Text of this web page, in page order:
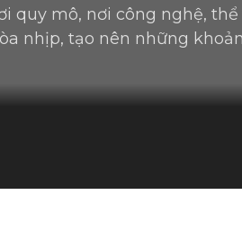
quy mô, nơi công nghệ,
nhịp, tạo nên những